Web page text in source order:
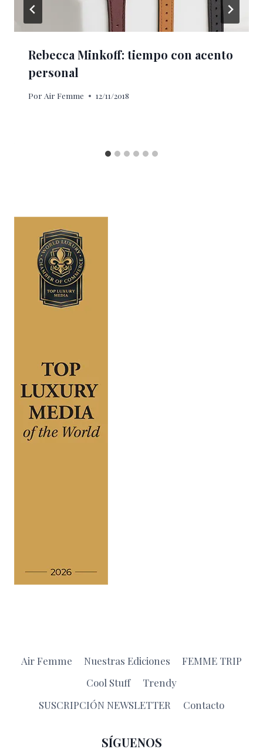
Rebecca Minkoff: tiempo con acento
personal
Por Air Femme 12/11/2018
Air Femme Nuestras Ediciones
FEMME TRIP
Cool Stuff
Trendy
SUSCRIPCIÓN NEWSLETTER
Contacto
SÍGUENOS